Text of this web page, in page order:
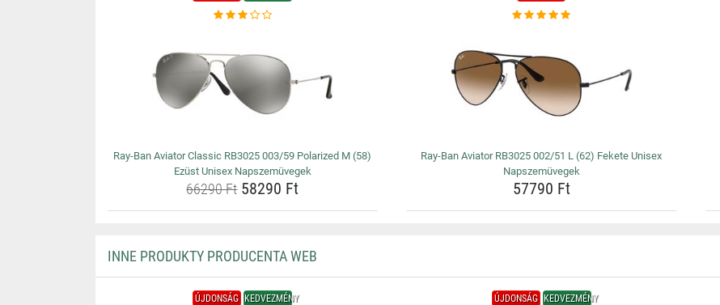
Ray-Ban Aviator Classic RB3025 003/59 Polarized M (58)
Ezüst Unisex Napszemüvegek
66290 Ft58290 Ft
Ray-Ban Aviator RB3025 002/51 L (62) Fekete Unisex
Napszemüvegek
57790 Ft
INNE PRODUKTY PRODUCENTA WEB
ÚJDONSÁG KEDVEZMÉNY ÚJDONSÁG KEDVEZMÉNY